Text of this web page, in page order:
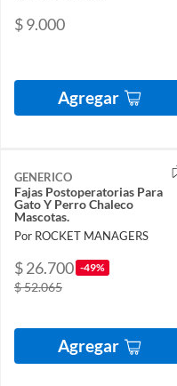
$ 9.000
Agregar
GENERICO
Fajas Postoperatorias Para
Gato Y Perro Chaleco
Mascotas.
Por ROCKET MANAGERS
$ 26.700 -49%
$ 52.065
Agregar